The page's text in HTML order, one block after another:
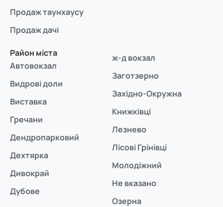
Продаж таунхаусу
Продаж дачі
Район міста
Автовокзал
Видрові доли
Виставка
Гречани
Дендропарковий
Дехтярка
Дивокрай
Дубове
ж-д вокзал
Заготзерно
Західно-Окружна
Книжківці
Лезнево
Лісові Грінівці
Молодіжний
Не вказано
Озерна